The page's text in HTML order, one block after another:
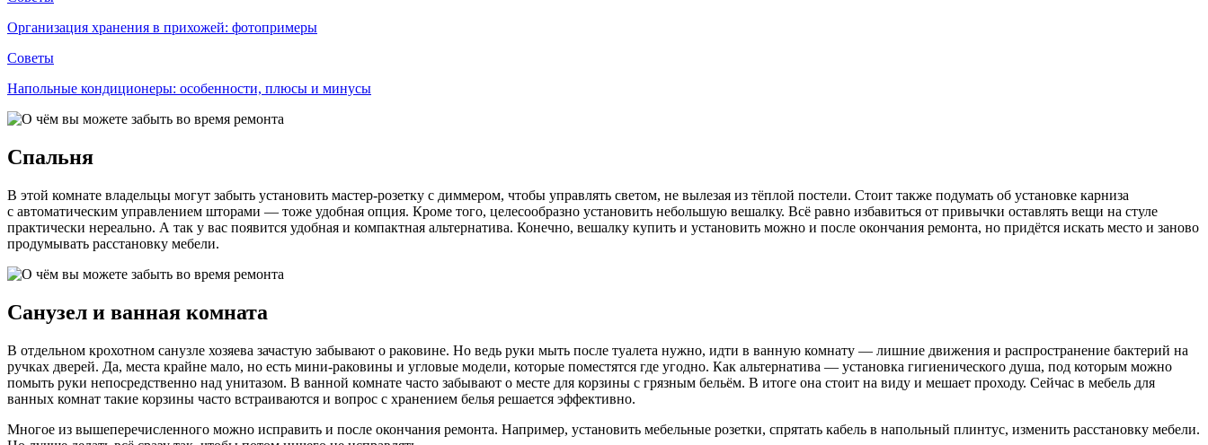
Организация хранения в прихожей: фотопримеры
Советы
Напольные кондиционеры: особенности, плюсы и минусы
Спальня
В этой комнате владельцы могут забыть установить мастер-розетку с диммером, чтобы управлять светом, не вылезая из тёплой постели. Стоит также подумать об установке карниза
с автоматическим управлением шторами — тоже удобная опция. Кроме того, целесообразно установить небольшую вешалку. Всё равно избавиться от привычки оставлять вещи на стуле
практически нереально. А так у вас появится удобная и компактная альтернатива. Конечно, вешалку купить и установить можно и после окончания ремонта, но придётся искать место и заново
продумывать расстановку мебели.
Санузел и ванная комната
В отдельном крохотном санузле хозяева зачастую забывают о раковине. Но ведь руки мыть после туалета нужно, идти в ванную комнату — лишние движения и распространение бактерий на
ручках дверей. Да, места крайне мало, но есть мини-раковины и угловые модели, которые поместятся где угодно. Как альтернатива — установка гигиенического душа, под которым можно
помыть руки непосредственно над унитазом. В ванной комнате часто забывают о месте для корзины с грязным бельём. В итоге она стоит на виду и мешает проходу. Сейчас в мебель для
ванных комнат такие корзины часто встраиваются и вопрос с хранением белья решается эффективно.
Многое из вышеперечисленного можно исправить и после окончания ремонта. Например, установить мебельные розетки, спрятать кабель в напольный плинтус, изменить расстановку мебели.